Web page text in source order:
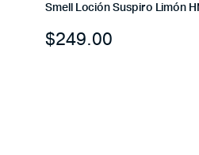
Smell Loción Suspiro Limón
$249.00